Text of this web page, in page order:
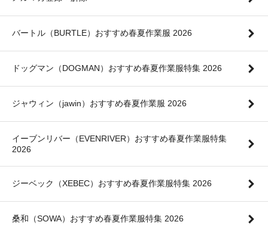
バートル（BURTLE）おすすめ春夏作業服 2026
ドッグマン（DOGMAN）おすすめ春夏作業服特集 2026
ジャウィン（jawin）おすすめ春夏作業服 2026
イーブンリバー（EVENRIVER）おすすめ春夏作業服特集
2026
ジーベック（XEBEC）おすすめ春夏作業服特集 2026
桑和（SOWA）おすすめ春夏作業服特集 2026